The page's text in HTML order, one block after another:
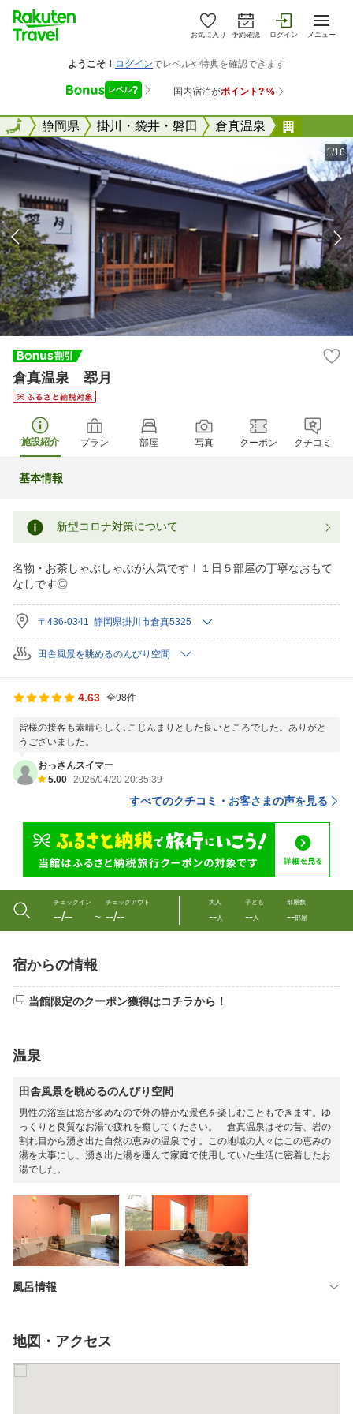
お気に入り 予約確認 ログイン メニュー
全国静岡県 掛川・袋井・磐田 倉真温泉
全国
1/16
倉真温泉 翆月
施設紹介 プラン 部屋 写真 クーポン クチコミ
基本情報
新型コロナ対策について
名物・お茶しゃぶしゃぶが人気です！１日５部屋の丁寧なおもて
なしです◎
〒436-0341 静岡県掛川市倉真5325
田舎風景を眺めるのんびり空間
4.63 全98件
皆様の接客も素晴らしく､こじんまりとした良いところでした。ありがと
うございました。
おっさんスイマー
5.00 2026/04/20 20:35:39
すべてのクチコミ・お客さまの声を見る
チェックイン
--/-- 〜
チェックアウト
--/--
大人
--人
子ども
--人
部屋数
--部屋
宿からの情報
当館限定のクーポン獲得はコチラから！
温泉
田舎風景を眺めるのんびり空間
男性の浴室は窓が多めなので外の静かな景色を楽しむこともできます。ゆ
っくりと良質なお湯で疲れを癒してください。 倉真温泉はその昔、岩の
割れ目から湧き出た自然の恵みの温泉です。この地域の人々はこの恵みの
湯を大事にし、湧き出た湯を運んで家庭で使用していた生活に密着したお
湯でした。
風呂情報
地図・アクセス